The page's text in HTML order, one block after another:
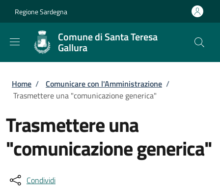
Regione Sardegna
Comune di Santa Teresa
Gallura
Briciole di pane
Home / Comunicare con l'Amministrazione /
Trasmettere una "comunicazione generica"
Trasmettere una
"comunicazione generica"
Condividi